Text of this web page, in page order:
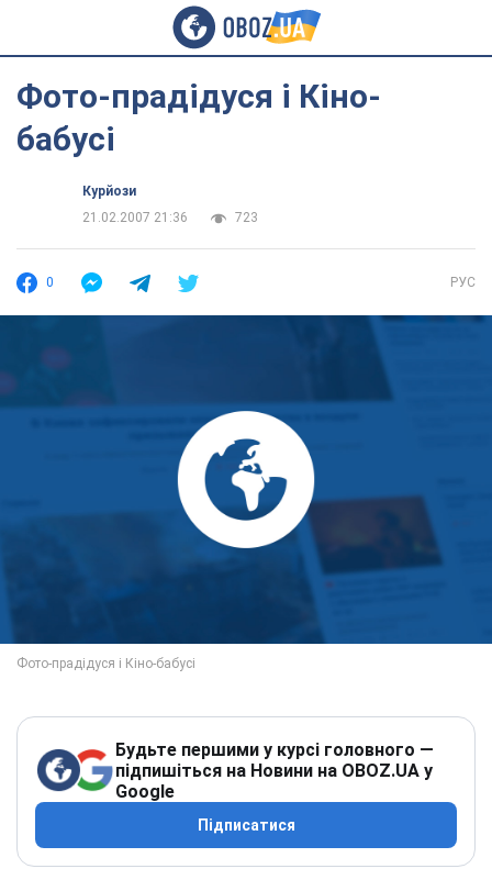
Фото-прадідуся і Кіно-
бабусі
Курйози
21.02.2007 21:36
723
0 РУС
Будьте першими у курсі головного —
підпишіться на Новини на OBOZ.UA у
Google
Підписатися